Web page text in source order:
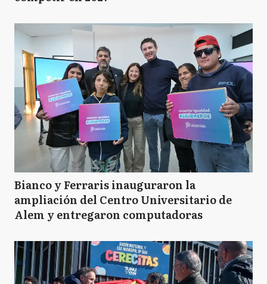
Bianco y Ferraris inauguraron la
ampliación del Centro Universitario de
Alem y entregaron computadoras